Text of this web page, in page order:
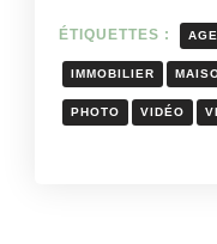
ÉTIQUETTES :
IMMOBILIER
PHOTO VIDÉO
Lire